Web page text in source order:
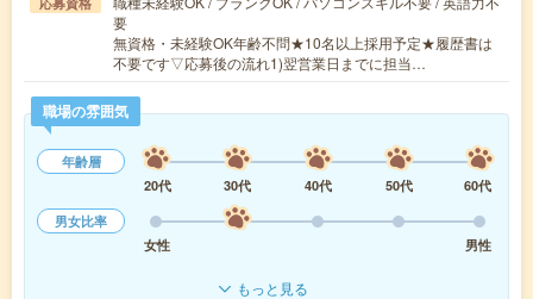
要
無資格・未経験OK年齢不問★10名以上採用予定★履歴書は
不要です▽応募後の流れ1)翌営業日までに担当…
職場の雰囲気
年齢層
20代
30代 40代 50代
60代
男女比率
女性
男性
もっと見る